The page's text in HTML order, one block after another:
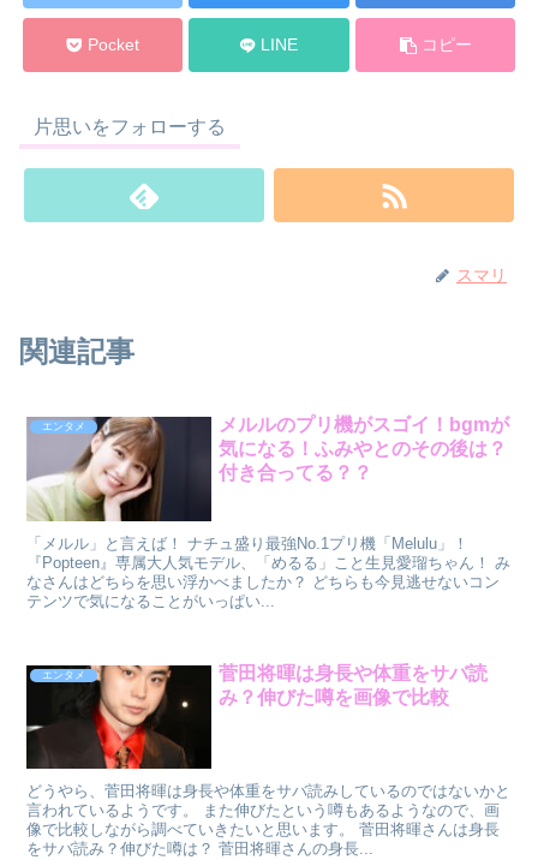
Pocket LINE コピー
片思いをフォローする
スマリ
関連記事
エンタメ
メルルのプリ機がスゴイ！bgmが
気になる！ふみやとのその後は？
付き合ってる？？
「メルル」と言えば！ ナチュ盛り最強No.1プリ機「Melulu」！
『Popteen』専属大人気モデル、「めるる」こと生見愛瑠ちゃん！ み
なさんはどちらを思い浮かべましたか？ どちらも今見逃せないコン
テンツで気になることがいっぱい...
エンタメ
菅田将暉は身長や体重をサバ読
み？伸びた噂を画像で比較
どうやら、菅田将暉は身長や体重をサバ読みしているのではないかと
言われているようです。 また伸びたという噂もあるようなので、画
像で比較しながら調べていきたいと思います。 菅田将暉さんは身長
をサバ読み？伸びた噂は？ 菅田将暉さんの身長...